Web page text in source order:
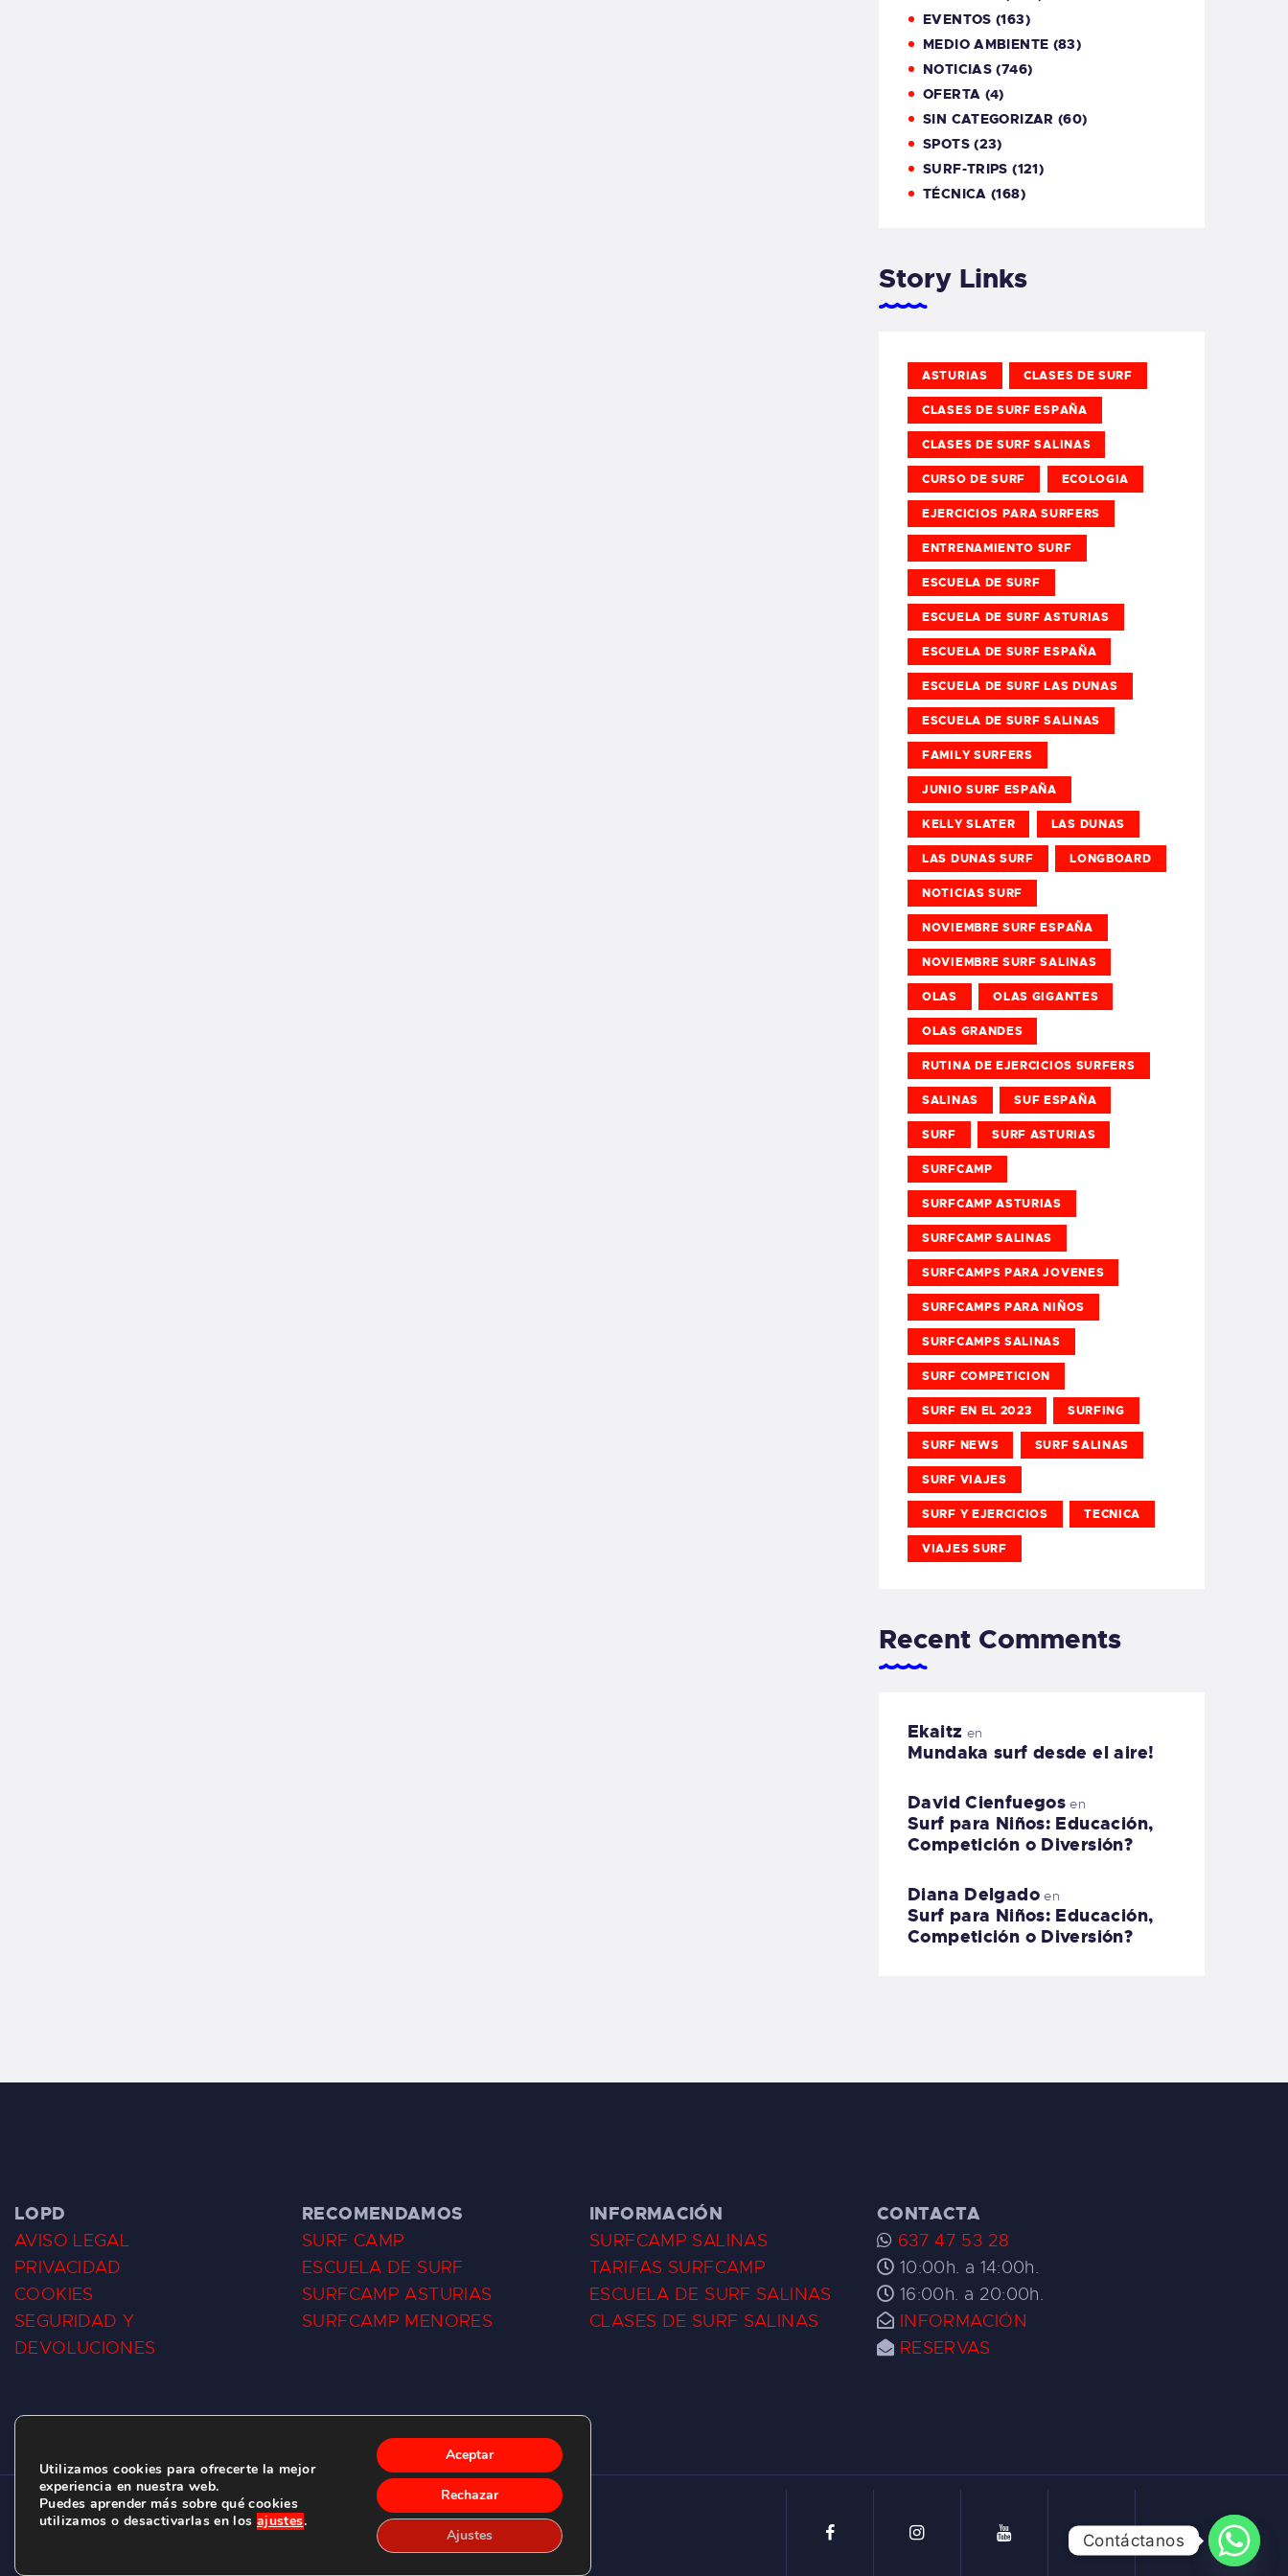
EVENTOS (163)
MEDIO AMBIENTE (83)
NOTICIAS (746)
OFERTA (4)
SIN CATEGORIZAR (60)
SPOTS(23)
SURF-TRIPS (121)
TÉCNICA (168)
Story Links
ASTURIAS CLASES DE SURF
CLASES DE SURF ESPAÑA
CLASES DE SURF SALINAS
CURSO DE SURF ECOLOGIA
EJERCICIOS PARA SURFERS
ENTRENAMIENTO SURF
ESCUELA DE SURF
ESCUELA DE SURF ASTURIAS
ESCUELA DE SURF ESPAÑA
ESCUELA DE SURF LAS DUNAS
ESCUELA DE SURF SALINAS
FAMILY SURFERS
JUNIO SURF ESPAÑA
KELLY SLATER LAS DUNAS
LAS DUNAS SURF LONGBOARD
NOTICIAS SURF
NOVIEMBRE SURF ESPAÑA
NOVIEMBRE SURF SALINAS
OLAS OLAS GIGANTES
OLAS GRANDES
RUTINA DE EJERCICIOS SURFERS
SALINAS SUF ESPAÑA
SURF SURF ASTURIAS
SURFCAMP
SURFCAMP ASTURIAS
SURFCAMP SALINAS
SURFCAMPS PARA JOVENES
SURFCAMPS PARA NIÑOS
SURFCAMPS SALINAS
SURF COMPETICION
SURF EN EL 2023 SURFING
SURF NEWS SURF SALINAS
SURF VIAJES
SURF Y EJERCICIOS TECNICA
VIAJES SURF
Recent Comments
Ekaitz en
Mundaka surf desde el aire!
David Cienfuegos en
Surf para Niños: Educación,
Competición o Diversión?
Diana Delgadoen
Surf para Niños: Educación,
Competición o Diversión?
LOPD
AVISO LEGAL
PRIVACIDAD
COOKIES
SEGURIDAD Y
DEVOLUCIONES
RECOMENDAMOS
SURF CAMP
ESCUELA DE SURF
SURFCAMP ASTURIAS
SURFCAMP MENORES
INFORMACIÓN
SURFCAMP SALINAS
TARIFAS SURFCAMP
ESCUELA DE SURF SALINAS
CLASES DE SURF SALINAS
CONTACTA
637 47 53 28
10:00h. a 14:00h.
16:00h. a 20:00h.
INFORMACIÓN
RESERVAS
CLUB DE SURF LAS DUNAS ©2026.
C/ BERNARDO ÁLVAREZ GALAN 1, SALINAS (ASTURIAS)
Utilizamos cookies para ofrecerte la mejor
experiencia en nuestra web.
Puedes aprender más sobre qué cookies
utilizamos o desactivarlas en los ajustes.
Aceptar
Rechazar
Ajustes Contáctanos